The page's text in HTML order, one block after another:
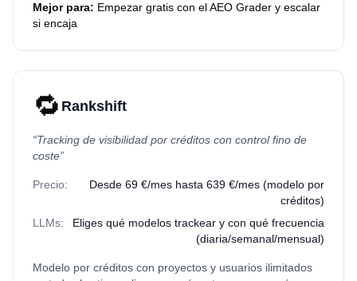
Mejor para: Empezar gratis con el AEO Grader y escalar
si encaja
🔁 Rankshift
“Tracking de visibilidad por créditos con control fino de
coste”
Precio:
Desde 69 €/mes hasta 639 €/mes (modelo por
créditos)
LLMs:
Eliges qué modelos trackear y con qué frecuencia
(diaria/semanal/mensual)
Modelo por créditos con proyectos y usuarios ilimitados